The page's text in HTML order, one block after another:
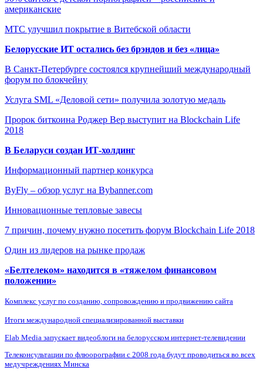
американские
МТС улучшил покрытие в Витебской области
Белорусские ИТ остались без брэндов и без «лица»
В Санкт-Петербурге состоялся крупнейший международный
форум по блокчейну
Услуга SML «Деловой сети» получила золотую медаль
Пророк биткоина Роджер Вер выступит на Blockchain Life
2018
В Беларуси создан ИТ-холдинг
Информационный партнер конкурса
ByFly – обзор услуг на Bybanner.com
Инновационные тепловые завесы
7 причин, почему нужно посетить форум Blockchain Life 2018
Один из лидеров на рынке продаж
«Белтелеком» находится в «тяжелом финансовом
положении»
Комплекс услуг по созданию, сопровождению и продвижению сайта
Итоги международной специализированной выставки
Elab Media запускает видеоблоги на белорусском интернет-телевидении
Телеконсультации по флюорографии с 2008 года будут проводиться во всех
медучреждениях Минска